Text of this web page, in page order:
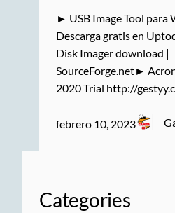
► USB Image Tool para
Descarga gratis en
Disk Imager download |
SourceForge.net►
2020 Trial http://
febrero 10, 2023
Categories